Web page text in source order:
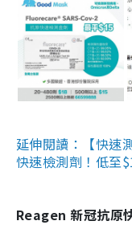
延伸閱讀：【快速
快速檢測劑！低至
Reagen 新冠抗原